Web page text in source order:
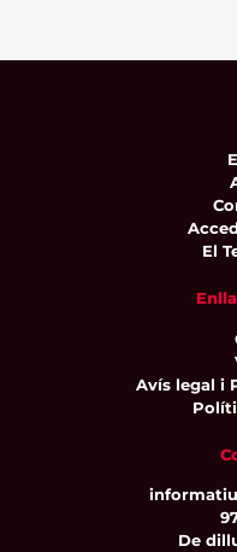
El
Avís legal i
De